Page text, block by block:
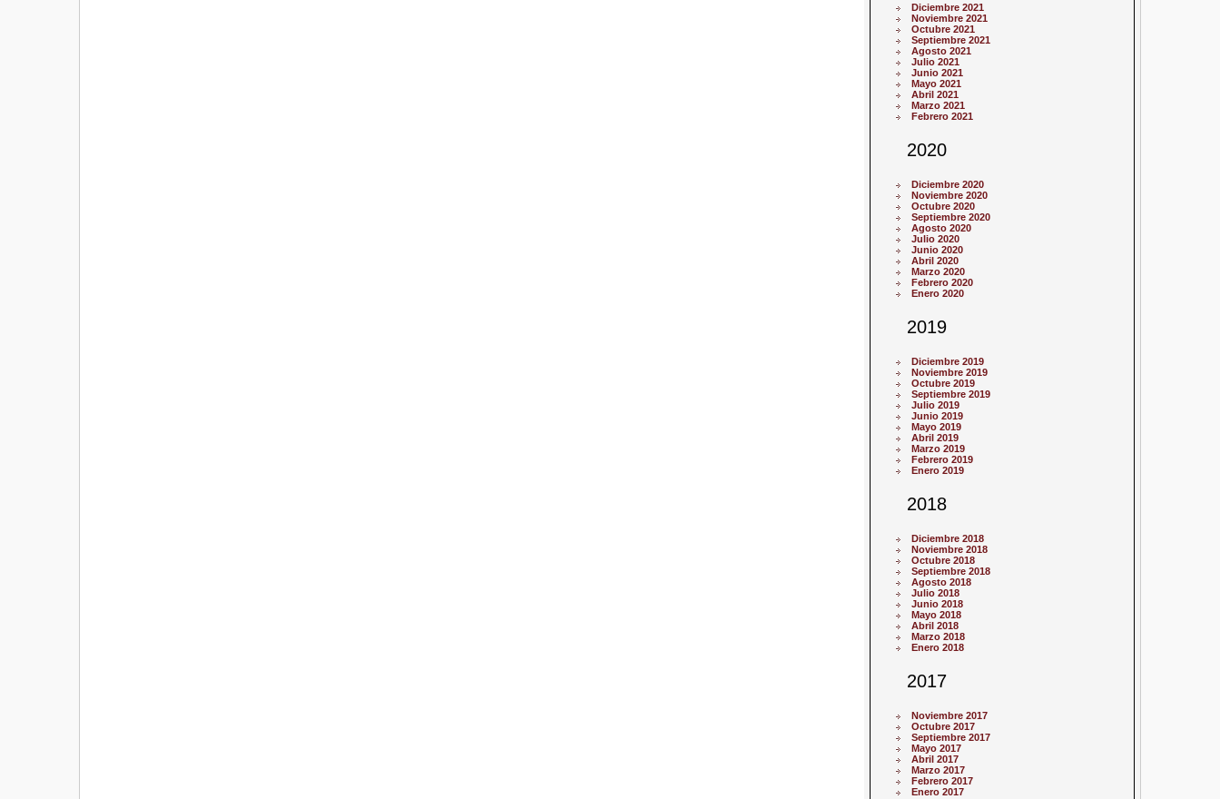
Diciembre 2021
Noviembre 2021
Octubre 2021
Septiembre 2021
Agosto 2021
Julio 2021
Junio 2021
Mayo 2021
Abril 2021
Marzo 2021
Febrero 2021
2020
Diciembre 2020
Noviembre 2020
Octubre 2020
Septiembre 2020
Agosto 2020
Julio 2020
Junio 2020
Abril 2020
Marzo 2020
Febrero 2020
Enero 2020
2019
Diciembre 2019
Noviembre 2019
Octubre 2019
Septiembre 2019
Julio 2019
Junio 2019
Mayo 2019
Abril 2019
Marzo 2019
Febrero 2019
Enero 2019
2018
Diciembre 2018
Noviembre 2018
Octubre 2018
Septiembre 2018
Agosto 2018
Julio 2018
Junio 2018
Mayo 2018
Abril 2018
Marzo 2018
Enero 2018
2017
Noviembre 2017
Octubre 2017
Septiembre 2017
Mayo 2017
Abril 2017
Marzo 2017
Febrero 2017
Enero 2017